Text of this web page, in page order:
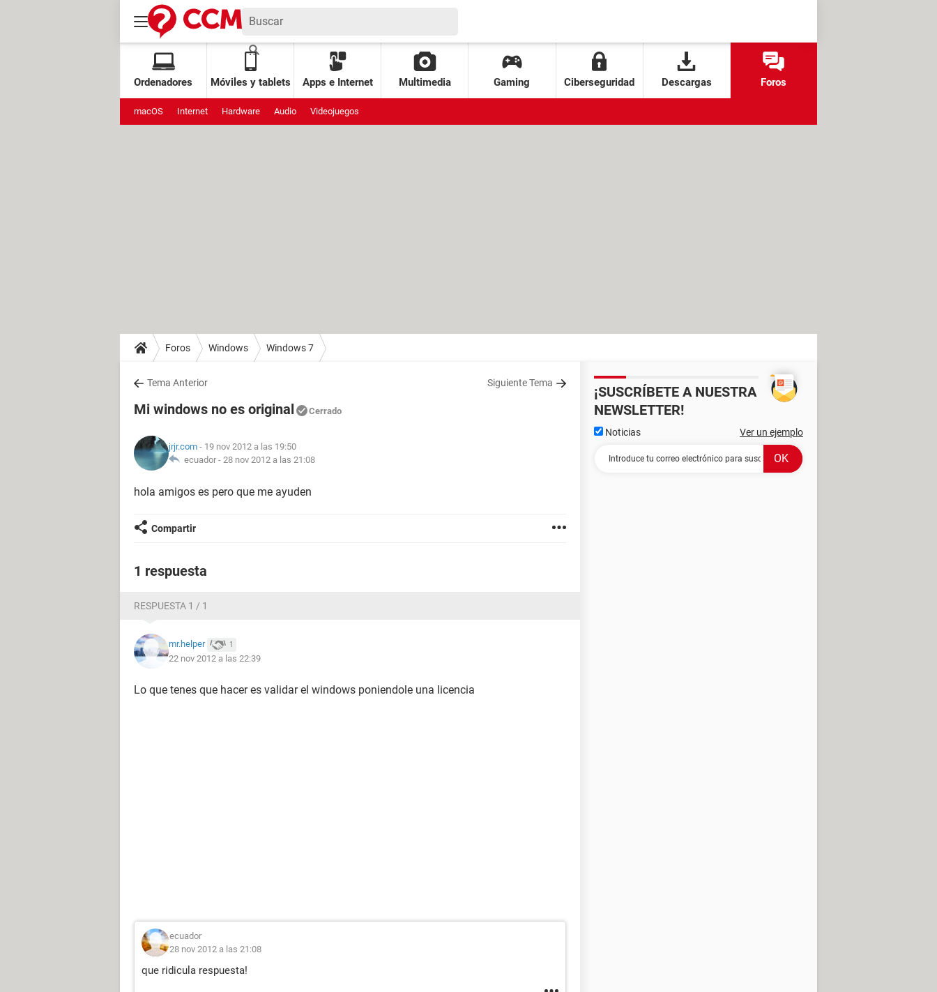
Ordenadores Móviles y tablets Apps e Internet Multimedia Gaming Ciberseguridad Descargas Foros
macOS Internet Hardware Audio Videojuegos
Foros Windows Windows 7
Tema Anterior Siguiente Tema
Mi windows no es original Cerrado
jrjr.com - 19 nov 2012 a las 19:50
ecuador - 28 nov 2012 a las 21:08
hola amigos es pero que me ayuden
Compartir
1 respuesta
RESPUESTA 1 / 1
mr.helper 1
22 nov 2012 a las 22:39
Lo que tenes que hacer es validar el windows poniendole una licencia
ecuador
28 nov 2012 a las 21:08
que ridicula respuesta!
¡SUSCRÍBETE A NUESTRA
NEWSLETTER!
Noticias Ver un ejemplo